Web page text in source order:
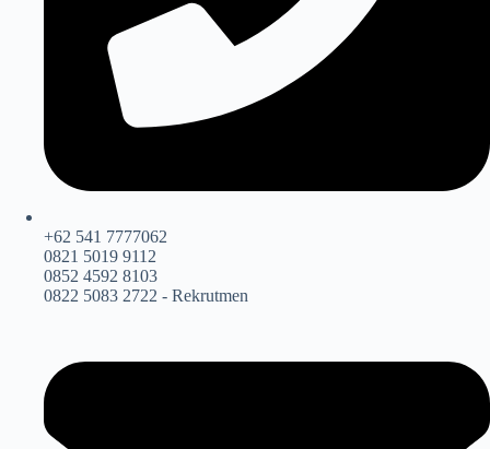
+62 541 7777062
0821 5019 9112
0852 4592 8103
0822 5083 2722 - Rekrutmen